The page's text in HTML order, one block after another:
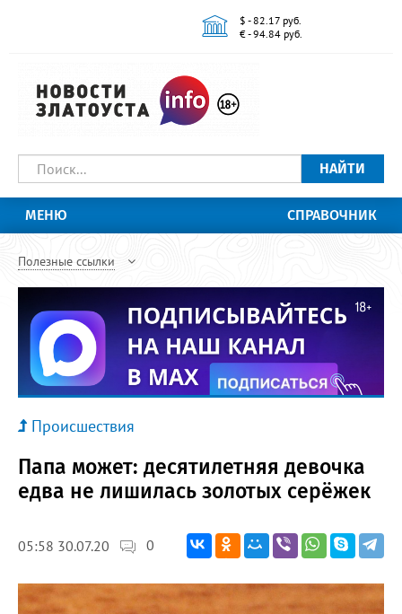
$ - 82.17 руб.
€ - 94.84 руб.
НАЙТИ
МЕНЮ СПРАВОЧНИК
Полезные ссылки
Происшествия
Папа может: десятилетняя девочка
едва не лишилась золотых серёжек
05:58 30.07.20 0